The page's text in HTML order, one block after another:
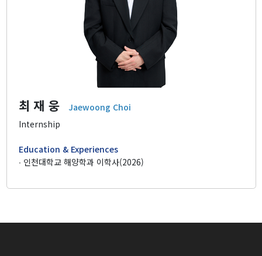
최 재 웅
Jaewoong Choi
Internship
Education & Experiences
∙ 인천대학교 해양학과 이학사(2026)